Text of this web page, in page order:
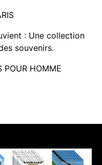
: Une collection
souvenirs.
POUR HOMME